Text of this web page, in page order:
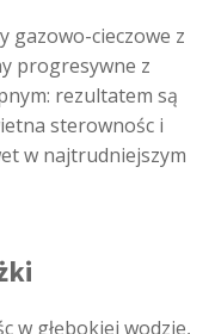
gazowo-cieczowe z
progresywne z
rezultatem są
sterownośc i
w najtrudniejszym
w głębokiej wodzie,